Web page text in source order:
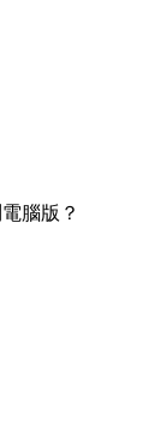
腦版？